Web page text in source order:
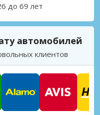
до 69 лет
автомобилей
клиентов